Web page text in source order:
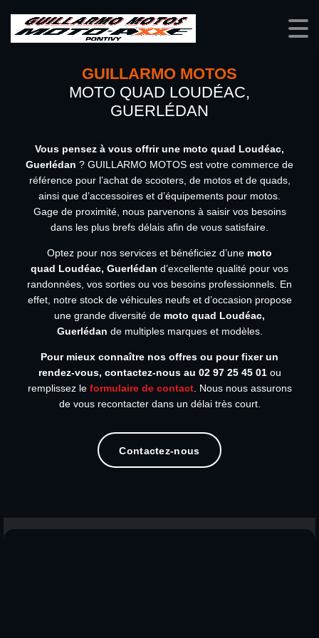
GUILLARMO MOTOS
MOTO QUAD LOUDÉAC,
GUERLÉDAN
Vous pensez à vous offrir une moto quad Loudéac,
Guerlédan ? GUILLARMO MOTOS est votre commerce de
référence pour l’achat de scooters, de motos et de quads,
ainsi que d’accessoires et d’équipements pour motos.
Gage de proximité, nous parvenons à saisir vos besoins
dans les plus brefs délais afin de vous satisfaire.
Optez pour nos services et bénéficiez d’une moto
quad Loudéac, Guerlédan d’excellente qualité pour vos
randonnées, vos sorties ou vos besoins professionnels. En
effet, notre stock de véhicules neufs et d’occasion propose
une grande diversité de moto quad Loudéac,
Guerlédan de multiples marques et modèles.
Pour mieux connaître nos offres ou pour fixer un
rendez-vous, contactez-nous au 02 97 25 45 01 ou
remplissez le formulaire de contact. Nous nous assurons
de vous recontacter dans un délai très court.
Contactez-nous